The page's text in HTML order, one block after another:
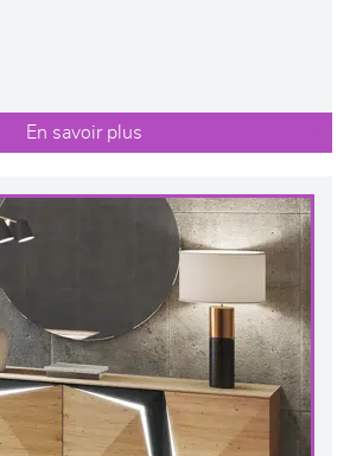
En savoir plus